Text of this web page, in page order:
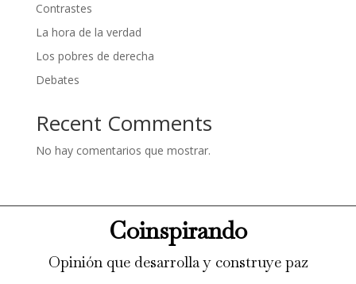
Contrastes
La hora de la verdad
Los pobres de derecha
Debates
Recent Comments
No hay comentarios que mostrar.
Coinspirando
Opinión que desarrolla y construye paz